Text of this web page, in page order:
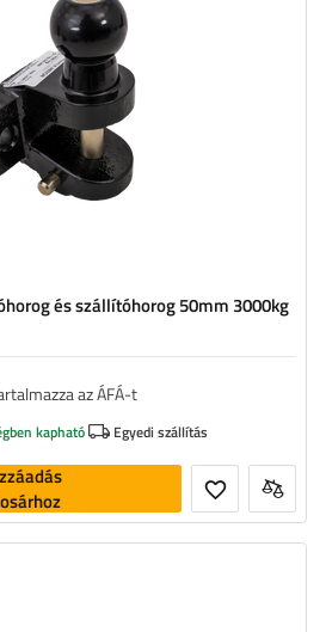
és szállítóhorog 50mm 3000kg
az ÁFÁ-t
kapható Egyedi szállítás